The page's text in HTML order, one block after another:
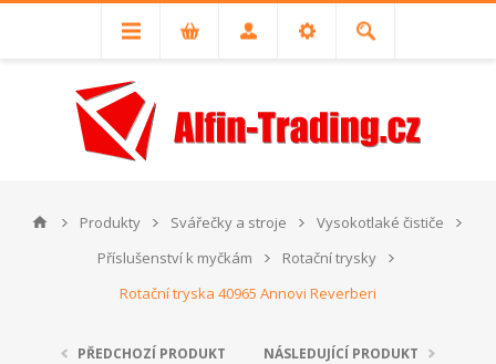
Produkty Svářečky a stroje
Vysokotlaké čističe
Příslušenství k myčkám
Rotační trysky
Rotační tryska 40965 Annovi Reverberi
PŘEDCHOZÍ PRODUKT NÁSLEDUJÍCÍ PRODUKT